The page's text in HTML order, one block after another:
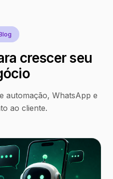
crescer seu
automação, WhatsApp e
ao cliente.